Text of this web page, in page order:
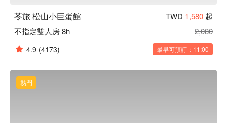
苓旅 松山小巨蛋館 TWD 1,580 起
不指定雙人房 8h
2,080
4.9 (4173) 最早可預訂：11:00
熱門